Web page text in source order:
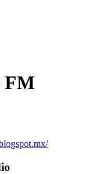
FM